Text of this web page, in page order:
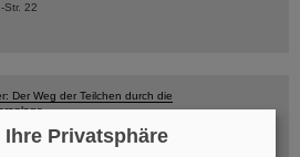
Str. 22
Der Weg der Teilchen durch die
Privatsphäre